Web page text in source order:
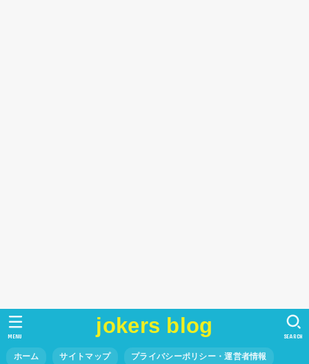
jokers blog
ホーム サイトマップ プライバシーポリシー・運営者情報
SEARCH
MENU